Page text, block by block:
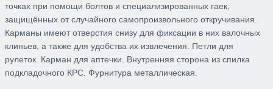
точках при помощи болтов и специализированных гаек,
защищённых от случайного самопроизвольного откручивания.
Карманы имеют отверстия снизу для фиксации в них валочных
клиньев, а также для удобства их извлечения. Петли для
рулеток. Карман для аптечки. Внутренняя сторона из спилка
подкладочного КРС. Фурнитура металлическая.